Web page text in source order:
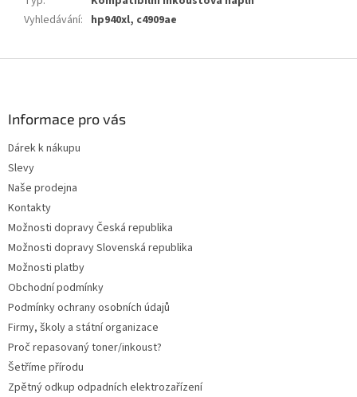
Vyhledávání: hp940xl, c4909ae
Informace pro vás
Dárek k nákupu
Slevy
Naše prodejna
Kontakty
Možnosti dopravy Česká republika
Možnosti dopravy Slovenská republika
Možnosti platby
Obchodní podmínky
Podmínky ochrany osobních údajů
Firmy, školy a státní organizace
Proč repasovaný toner/inkoust?
Šetříme přírodu
Zpětný odkup odpadních elektrozařízení